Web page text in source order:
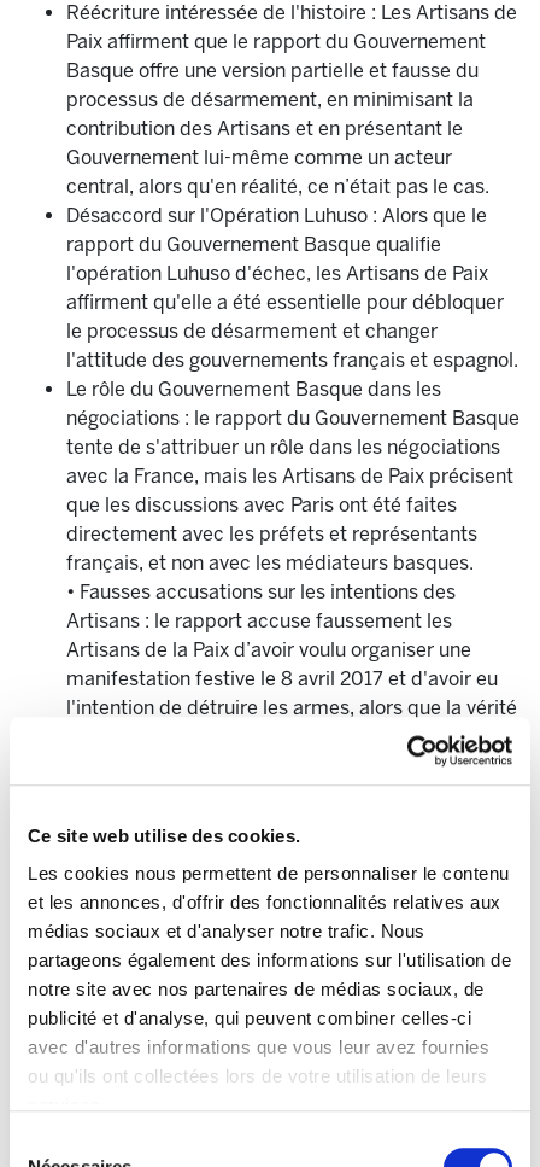
Ce site web utilise des cookies.
Les cookies nous permettent de personnaliser le contenu
et les annonces, d'offrir des fonctionnalités relatives aux
médias sociaux et d'analyser notre trafic. Nous
partageons également des informations sur l'utilisation de
notre site avec nos partenaires de médias sociaux, de
publicité et d'analyse, qui peuvent combiner celles-ci
avec d'autres informations que vous leur avez fournies
ou qu'ils ont collectées lors de votre utilisation de leurs
Réécriture intéressée de l'histoire : Les Artisans de
Paix affirment que le rapport du Gouvernement
Basque offre une version partielle et fausse du
processus de désarmement, en minimisant la
contribution des Artisans et en présentant le
Gouvernement lui-même comme un acteur
central, alors qu'en réalité, ce n’était pas le cas.
Désaccord sur l'Opération Luhuso : Alors que le
rapport du Gouvernement Basque qualifie
l'opération Luhuso d'échec, les Artisans de Paix
affirment qu'elle a été essentielle pour débloquer
le processus de désarmement et changer
l'attitude des gouvernements français et espagnol.
Le rôle du Gouvernement Basque dans les
négociations : le rapport du Gouvernement Basque
tente de s'attribuer un rôle dans les négociations
avec la France, mais les Artisans de Paix précisent
que les discussions avec Paris ont été faites
directement avec les préfets et représentants
français, et non avec les médiateurs basques.
• Fausses accusations sur les intentions des
Artisans : le rapport accuse faussement les
Artisans de la Paix d’avoir voulu organiser une
manifestation festive le 8 avril 2017 et d'avoir eu
l'intention de détruire les armes, alors que la vérité
est qu'ils ont toujours promu une conduite digne et
respectueuse des victimes, ainsi qu'une remise
Rejet du plan des Artisans : Le Gouvernement
irréaliste » et « irresponsable », mais les faits ont
montré que c'était la seule manière de rendre
viable un désarmement total sans incidents ni
arrestations.
Relation avec le Gouvernement français : Les
Artisans de Paix affirment avoir eu une relation plus
fluide et constructive avec le Gouvernement
français qu'avec le Gouvernement basque. En fait,
réticent à reconnaître la capacité des Artisans à